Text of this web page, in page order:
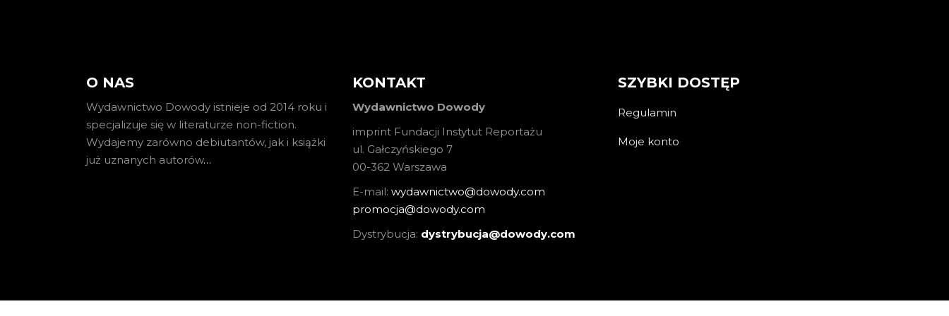
O NAS
Wydawnictwo Dowody istnieje od 2014 roku i
specjalizuje się w literaturze non-fiction.
Wydajemy zarówno debiutantów, jak i książki
już uznanych autorów…
KONTAKT
Wydawnictwo Dowody
imprint Fundacji Instytut Reportażu
ul. Gałczyńskiego 7
00-362 Warszawa
E-mail: wydawnictwo@dowody.com
promocja@dowody.com
Dystrybucja: dystrybucja@dowody.com
SZYBKI DOSTĘP
Regulamin
Moje konto